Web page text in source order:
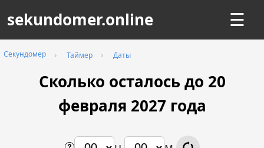
sekundomer.online ☰
Секундомер Таймер Даты
Сколько осталось до 20
февраля 2027 года